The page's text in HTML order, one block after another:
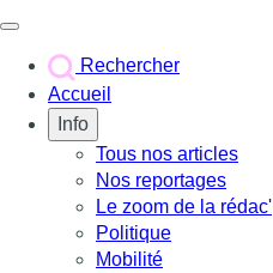
Rechercher
Accueil
Info
Tous nos articles
Nos reportages
Le zoom de la rédac'
Politique
Mobilité